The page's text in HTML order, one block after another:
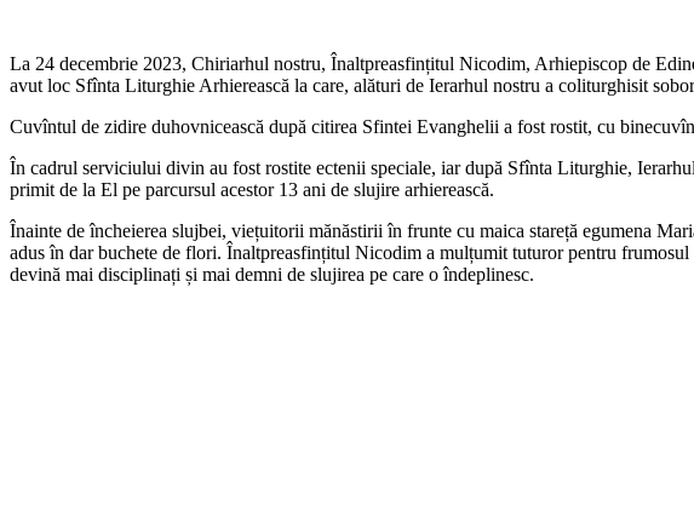
La 24 decembrie 2023, Chiriarhul nostru, Înaltpreasfințitul Nicodim, Arhiepiscop de
avut loc Sfînta Liturghie Arhierească la care, alături de Ierarhul nostru a coliturghisit
Cuvîntul de zidire duhovnicească după citirea Sfintei Evanghelii a fost rostit, cu
În cadrul serviciului divin au fost rostite ectenii speciale, iar după Sfînta Liturghie,
primit de la El pe parcursul acestor 13 ani de slujire arhierească.
Înainte de încheierea slujbei, viețuitorii mănăstirii în frunte cu maica stareță egumena
adus în dar buchete de flori. Înaltpreasfințitul Nicodim a mulțumit tuturor pentru
devină mai disciplinați și mai demni de slujirea pe care o îndeplinesc.